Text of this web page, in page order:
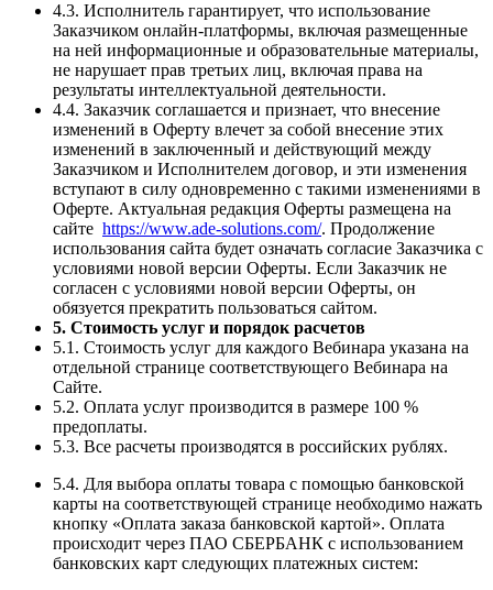
4.3. Исполнитель гарантирует, что использование
Заказчиком онлайн-платформы, включая размещенные
на ней информационные и образовательные материалы,
не нарушает прав третьих лиц, включая права на
результаты интеллектуальной деятельности.
4.4. Заказчик соглашается и признает, что внесение
изменений в Оферту влечет за собой внесение этих
изменений в заключенный и действующий между
Заказчиком и Исполнителем договор, и эти изменения
вступают в силу одновременно с такими изменениями в
Оферте. Актуальная редакция Оферты размещена на
сайте https://www.ade-solutions.com/. Продолжение
использования сайта будет означать согласие Заказчика с
условиями новой версии Оферты. Если Заказчик не
согласен с условиями новой версии Оферты, он
обязуется прекратить пользоваться сайтом.
5. Стоимость услуг и порядок расчетов
5.1. Стоимость услуг для каждого Вебинара указана на
отдельной странице соответствующего Вебинара на
Сайте.
5.2. Оплата услуг производится в размере 100 %
предоплаты.
5.3. Все расчеты производятся в российских рублях.
5.4. Для выбора оплаты товара с помощью банковской
карты на соответствующей странице необходимо нажать
кнопку «Оплата заказа банковской картой». Оплата
происходит через ПАО СБЕРБАНК с использованием
банковских карт следующих платежных систем: